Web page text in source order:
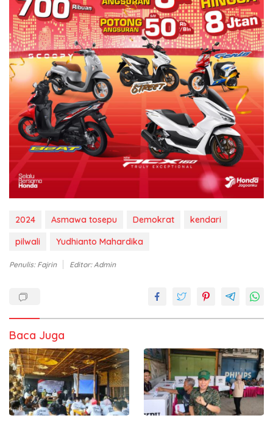
2024 Asmawa tosepu Demokrat
kendari
pilwali
Yudhianto Mahardika
Penulis: Fajrin Editor: Admin
Baca Juga